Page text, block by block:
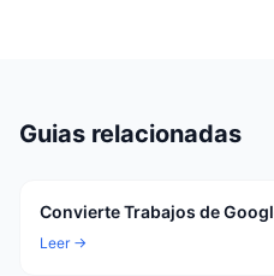
Guias relacionadas
Convierte Trabajos de
Leer →